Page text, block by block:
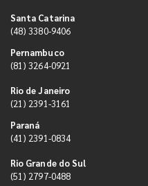
Santa Catarina
(48) 3380-9406
Pernambuco
(81) 3264-0921
Rio de Janeiro
(21) 2391-3161
Paraná
(41) 2391-0834
Rio Grande do Sul
(51) 2797-0488